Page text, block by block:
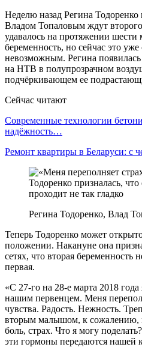
Неделю назад Регина Тодоренко
Владом Топаловым ждут
удавалось на протяжении шести
беременность, но сейчас это уже
невозможным. Регина
на НТВ в полупрозрачном
подчёркивающем ее
Сейчас читают
Современные технологии
надёжность…
Ремонт квартиры в Беларуси: с
Регина Тодоренко, Влад
Теперь Тодоренко может
положении. Накануне она
сетях, что вторая беременность
первая.
«С 27-го на 28-е марта 2018 года
нашим первенцем. Меня
чувства. Радость. Нежность.
вторым малышом, к сожалению,
боль, страх. Что я могу
эти гормоны передаются нашей